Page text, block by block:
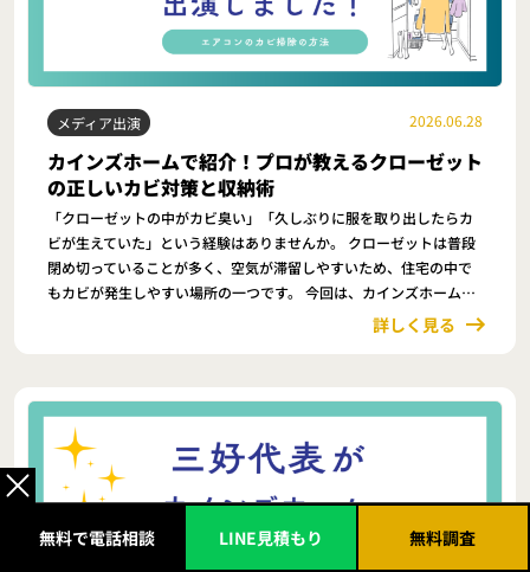
メディア出演 2026.06.28
カインズホームで紹介！プロが教えるクローゼット
の正しいカビ対策と収納術
「クローゼットの中がカビ臭い」「久しぶりに服を取り出したらカ
ビが生えていた」という経験はありませんか。 クローゼットは普段
閉め切っていることが多く、空気が滞留しやすいため、住宅の中で
もカビが発生しやすい場所の一つです。 今回は、カインズホーム公
式YouTubeチャンネルに出演したカビ取りマイスター代表・三好が
詳しく見る
無料で電話相談 LINE見積もり 無料調査